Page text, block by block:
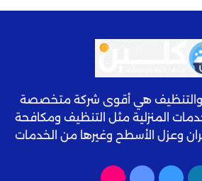
والتنظيف هي أقوى شركة متخصصة
المنزلية مثل التنظيف ومكافحة
وعزل الأسطح وغيرها من الخدمات